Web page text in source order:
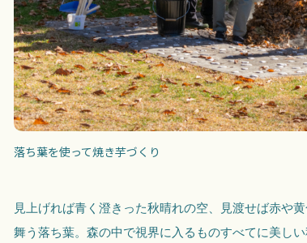
落ち葉を使って焼き芋づくり
見上げれば青く澄きった秋晴れの空、見渡せば赤や
舞う落ち葉。森の中で視界に入るものすべてに美し